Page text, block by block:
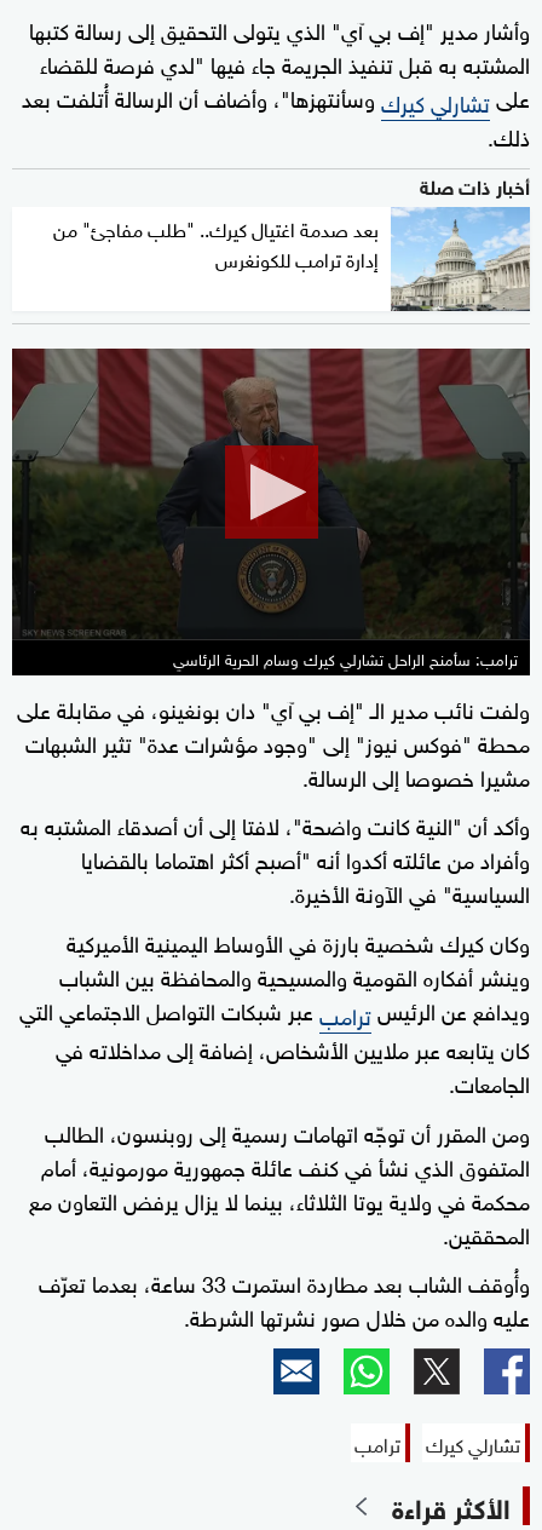
وأشار مدير "إف بي آي" الذي يتولى التحقيق إلى رسالة كتبها
المشتبه به قبل تنفيذ الجريمة جاء فيها "لدي فرصة للقضاء
علىتشارلي كيركوسأنتهزها"، وأضاف أن الرسالة أُتلفت بعد
ذلك.
أخبار ذات صلة
بعد صدمة اغتيال كيرك.. "طلب مفاجئ" من
إدارة ترامب للكونغرس
seconds
of
47
seconds
ترامب: سأمنح الراحل تشارلي كيرك وسام الحرية الرئاسي
ولفت نائب مدير الـ "إف بي آي" دان بونغينو، في مقابلة على
محطة "فوكس نيوز" إلى "وجود مؤشرات عدة" تثير الشبهات
مشيرا خصوصا إلى الرسالة.
وأكد أن "النية كانت واضحة"، لافتا إلى أن أصدقاء المشتبه به
وأفراد من عائلته أكدوا أنه "أصبح أكثر اهتماما بالقضايا
السياسية" في الآونة الأخيرة.
وكان كيرك شخصية بارزة في الأوساط اليمينية الأميركية
وينشر أفكاره القومية والمسيحية والمحافظة بين الشباب
ويدافع عن الرئيسترامبعبر شبكات التواصل الاجتماعي التي
كان يتابعه عبر ملايين الأشخاص، إضافة إلى مداخلاته في
الجامعات.
ومن المقرر أن توجّه اتهامات رسمية إلى روبنسون، الطالب
المتفوق الذي نشأ في كنف عائلة جمهورية مورمونية، أمام
محكمة في ولاية يوتا الثلاثاء، بينما لا يزال يرفض التعاون مع
المحققين.
وأُوقف الشاب بعد مطاردة استمرت 33 ساعة، بعدما تعرّف
عليه والده من خلال صور نشرتها الشرطة.
تشارلي كيرك ترامب
الأكثر قراءة